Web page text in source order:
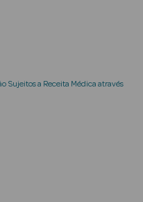
Sujeitos a Receita Médica através